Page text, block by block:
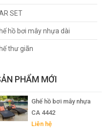
SET
hồ bơi mây nhựa dài
thư giãn
PHẨM MỚI
Ghế hồ bơi mây nhựa
CA 4442
Liên hệ